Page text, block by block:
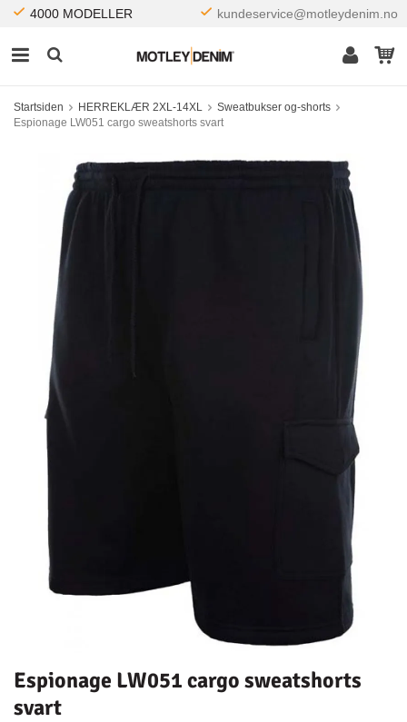
4000 MODELLER kundeservice@motleydenim.no
Startsiden HERREKLÆR 2XL-14XL
Sweatbukser og-shorts
Espionage LW051 cargo sweatshorts svart
Espionage LW051 cargo sweatshorts
svart